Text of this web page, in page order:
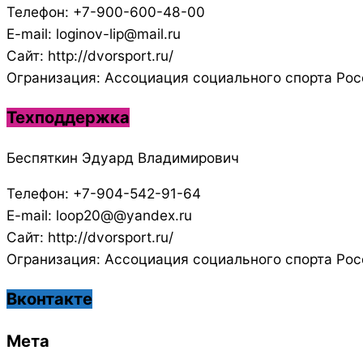
Телефон: +7-900-600-48-00
E-mail: loginov-lip@mail.ru
Сайт: http://dvorsport.ru/
Огранизация: Ассоциация социального спорта
Техподдержка
Беспяткин Эдуард Владимирович
Телефон: +7-904-542-91-64
E-mail: loop20@@yandex.ru
Сайт: http://dvorsport.ru/
Огранизация: Ассоциация социального спорта
Вконтакте
Мета